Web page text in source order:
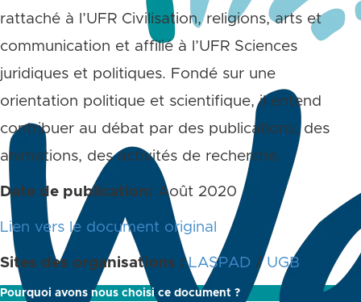
rattaché à l’UFR Civilisation, religions, arts et
communication et affilié à l’UFR Sciences
juridiques et politiques. Fondé sur une
orientation politique et scientifique, il entend
contribuer au débat par des publications, des
animations, des activités de recherche.
Date de publication: Août 2020
Lien vers le document original
Sites des organisations :LASPAD / UGB
Pourquoi avons nous choisi ce document ?